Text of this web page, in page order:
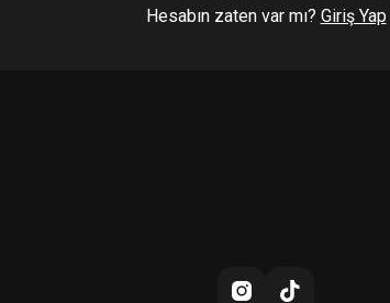
Hesabın zaten var mı? Giriş Yap